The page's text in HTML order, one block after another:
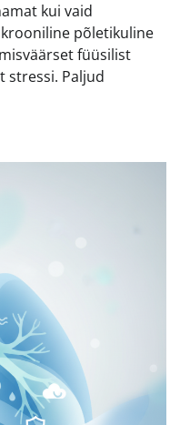
kui vaid
põletikuline
füüsilist
stressi. Paljud